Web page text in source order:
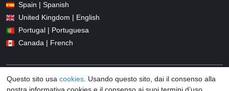
Spain | Spanish
United Kingdom | English
Portugal | Portuguesa
Canada | French
Questo sito usa cookies . Usando questo sito, dai il consenso alla